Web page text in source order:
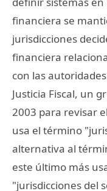
financiera se
jurisdicciones
financiera
con las
Justicia Fiscal, un
2003 para revisar
usa el término
alternativa al
este último más
"jurisdicciones del